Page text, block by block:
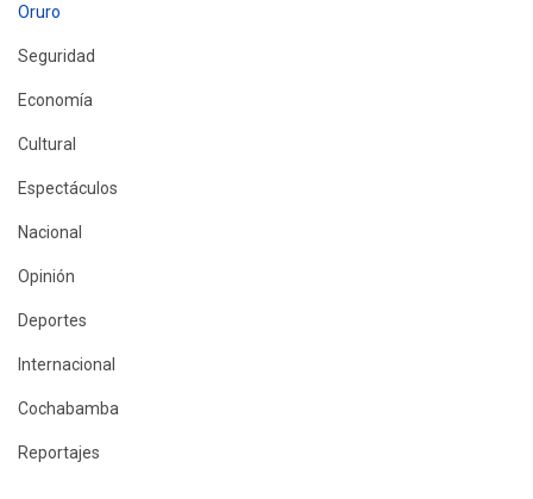
Oruro
Seguridad
Economía
Cultural
Espectáculos
Nacional
Opinión
Deportes
Internacional
Cochabamba
Reportajes